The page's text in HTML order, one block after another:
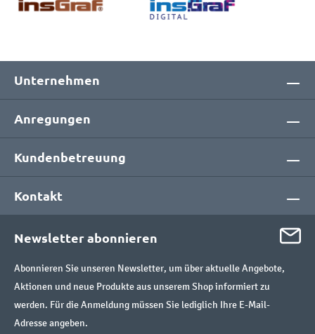
Unternehmen
Anregungen
Kundenbetreuung
Kontakt
Newsletter abonnieren
Abonnieren Sie unseren Newsletter, um über aktuelle Angebote,
Aktionen und neue Produkte aus unserem Shop informiert zu
werden. Für die Anmeldung müssen Sie lediglich Ihre E-Mail-
Adresse angeben.